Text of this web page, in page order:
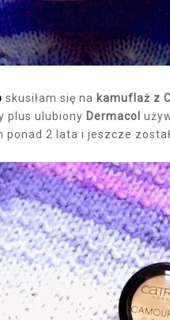
skusiłam się na kamuflaż z
plus ulubiony Dermacol
ponad 2 lata i jeszcze